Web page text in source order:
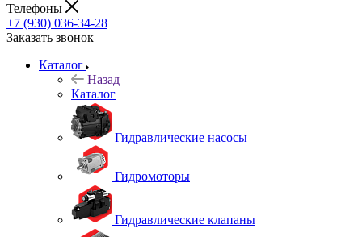
Телефоны
+7 (930) 036-34-28
Заказать звонок
Каталог
Назад
Каталог
Гидравлические насосы
Гидромоторы
Гидравлические клапаны